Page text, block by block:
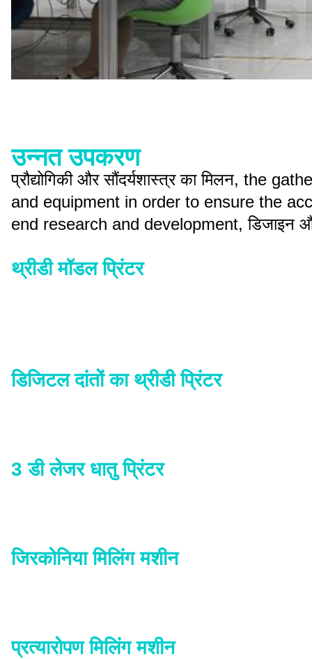
उन्नत उपकरण
प्रौद्योगिकी और सौंदर्यशास्त्र का मिलन, the
and equipment in order to ensure the
end research and development, डिजाइन
थ्रीडी मॉडल प्रिंटर
डिजिटल दांतों का थ्रीडी प्रिंटर
3 डी लेजर धातु प्रिंटर
जिरकोनिया मिलिंग मशीन
प्रत्यारोपण मिलिंग मशीन